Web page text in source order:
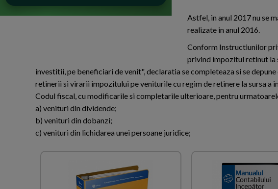
Astfel, in anul 2017 nu se
realizate in anul 2016.
Conform Instructiunilor
privind impozitul retinut la
investitii, pe beneficiari de venit", declaratia se completeaza si se
retinerii si virarii impozitului pe veniturile cu regim de retinere la sursa
Codul fiscal, cu modificarile si completarile ulterioare, pentru
a) venituri din dividende;
b) venituri din dobanzi;
c) venituri din lichidarea unei persoane juridice;